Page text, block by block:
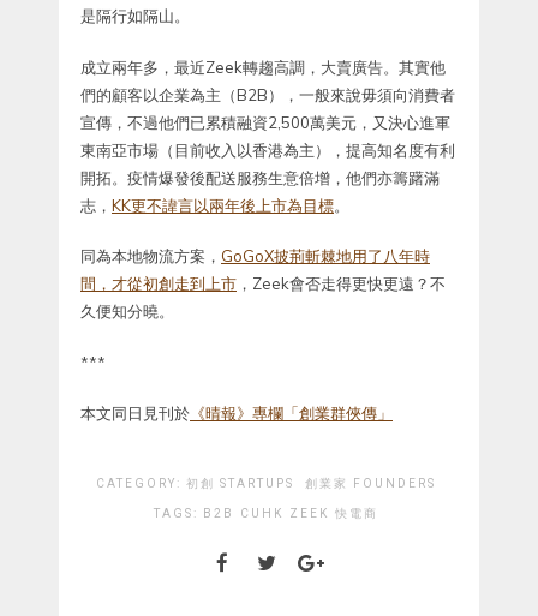
是隔行如隔山。
成立兩年多，最近Zeek轉趨高調，大賣廣告。其實他
們的顧客以企業為主（B2B），一般來說毋須向消費者
宣傳，不過他們已累積融資2,500萬美元，又決心進軍
東南亞市場（目前收入以香港為主），提高知名度有利
開拓。疫情爆發後配送服務生意倍增，他們亦籌躇滿
志， KK更不諱言以兩年後上市為目標。
同為本地物流方案， GoGoX披荊斬棘地用了八年時
間，才從初創走到上市 ，Zeek會否走得更快更遠？不
久便知分曉。
***
本文同日見刊於 《晴報》專欄「創業群俠傳」
CATEGORY: 初創 STARTUPS 創業家 FOUNDERS
TAGS: B2B CUHK ZEEK 快電商